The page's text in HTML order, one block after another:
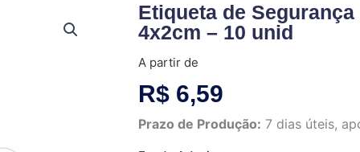
Etiqueta de
4x2cm – 10 unid
A partir de
R$ 6,59
Prazo de Produção: 7 dias úteis,